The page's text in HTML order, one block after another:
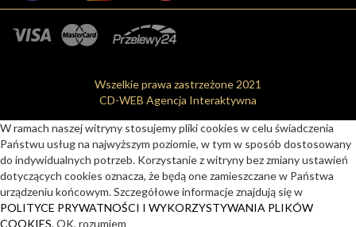
Wszelkie prawa zastrzeżone 2021
CD-WEB Agencja Interaktywna
W ramach naszej witryny stosujemy pliki cookies w celu świadczenia
Państwu usług na najwyższym poziomie, w tym w sposób dostosowany
do indywidualnych potrzeb. Korzystanie z witryny bez zmiany ustawień
dotyczących cookies oznacza, że będą one zamieszczane w Państwa
urządzeniu końcowym. Szczegółowe informacje znajdują się w
POLITYCE PRYWATNOŚCI I WYKORZYSTYWANIA PLIKÓW
COOKIES.OK, rozumiem